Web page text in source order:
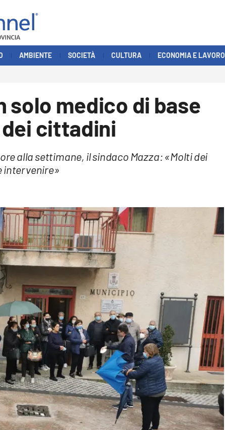
AMBIENTE SOCIETÀ CULTURA ECONOMIA E LAVORO
solo medico di base
cittadini
alla settimane, il sindaco Mazza: «Molti dei
intervenire»